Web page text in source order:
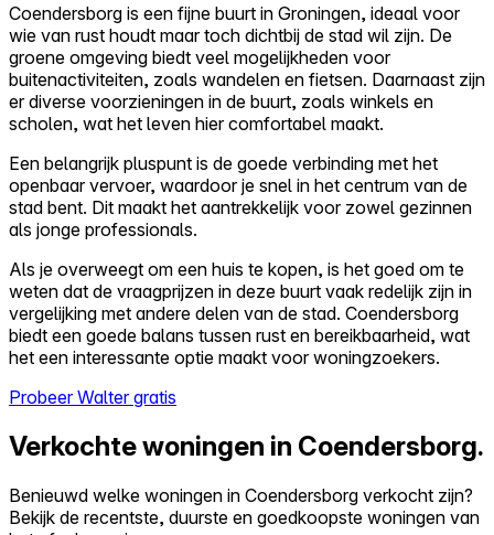
Reviews
Prijzen
Log in
Probeer Walter gratis
Coendersborg is een fijne buurt in Groningen, ideaal voor
wie van rust houdt maar toch dichtbij de stad wil zijn. De
groene omgeving biedt veel mogelijkheden voor
buitenactiviteiten, zoals wandelen en fietsen. Daarnaast zijn
er diverse voorzieningen in de buurt, zoals winkels en
scholen, wat het leven hier comfortabel maakt.
Een belangrijk pluspunt is de goede verbinding met het
openbaar vervoer, waardoor je snel in het centrum van de
stad bent. Dit maakt het aantrekkelijk voor zowel gezinnen
als jonge professionals.
Als je overweegt om een huis te kopen, is het goed om te
weten dat de vraagprijzen in deze buurt vaak redelijk zijn in
vergelijking met andere delen van de stad. Coendersborg
biedt een goede balans tussen rust en bereikbaarheid, wat
het een interessante optie maakt voor woningzoekers.
Probeer Walter gratis
Verkochte woningen in Coendersborg.
Benieuwd welke woningen in Coendersborg verkocht zijn?
Bekijk de recentste, duurste en goedkoopste woningen van